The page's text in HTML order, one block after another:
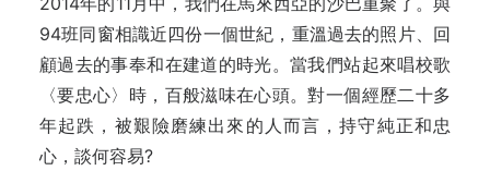
94班同窗相識近四份一個世紀，重溫過去的照片、回
顧過去的事奉和在建道的時光。當我們站起來唱校歌
〈要忠心〉時，百般滋味在心頭。對一個經歷二十多
年起跌，被艱險磨練出來的人而言，持守純正和忠
心，談何容易?